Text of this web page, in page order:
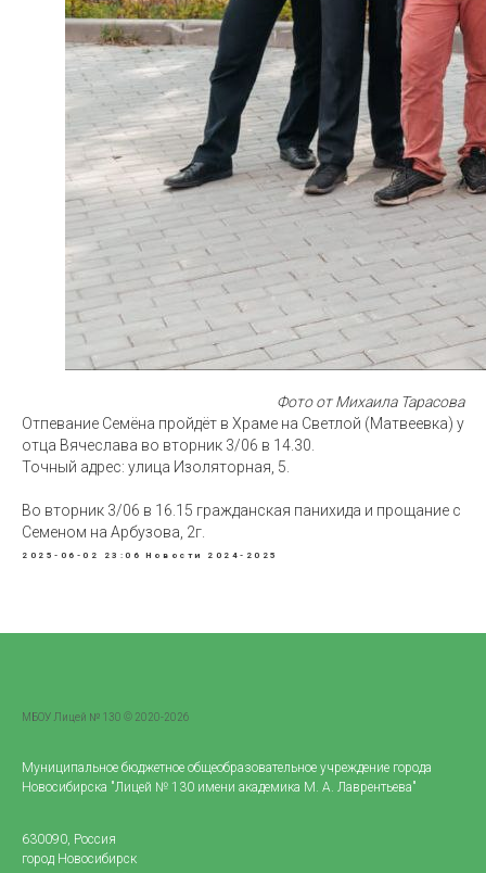
Фото от Михаила Тарасова
Отпевание Семёна пройдёт в Храме на Светлой (Матвеевка) у
отца Вячеслава во вторник 3/06 в 14.30.
Точный адрес: улица Изоляторная, 5.
Во вторник 3/06 в 16.15 гражданская панихида и прощание с
Семеном на Арбузова, 2г.
2025-06-02 23:06 Новости 2024-2025
МБОУ Лицей № 130 © 2020-2026
Муниципальное бюджетное общеобразовательное учреждение города
Новосибирска "Лицей № 130 имени академика М. А. Лаврентьева"
630090, Россия
город Новосибирск